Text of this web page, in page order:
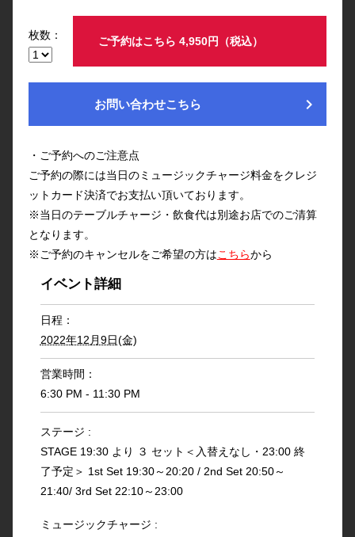
枚数： ご予約はこちら 4,950円（税込）
お問い合わせこちら chevron_right
・ご予約へのご注意点
ご予約の際には当日のミュージックチャージ料金をクレジ
ットカード決済でお支払い頂いております。
※当日のテーブルチャージ・飲食代は別途お店でのご清算
となります。
※ご予約のキャンセルをご希望の方はこちらから
イベント詳細
日程：
2022年12月9日(金)
営業時間：
6:30 PM - 11:30 PM
ステージ :
STAGE 19:30 より ３ セット＜入替えなし・23:00 終
了予定＞ 1st Set 19:30～20:20 / 2nd Set 20:50～
21:40/ 3rd Set 22:10～23:00
ミュージックチャージ :